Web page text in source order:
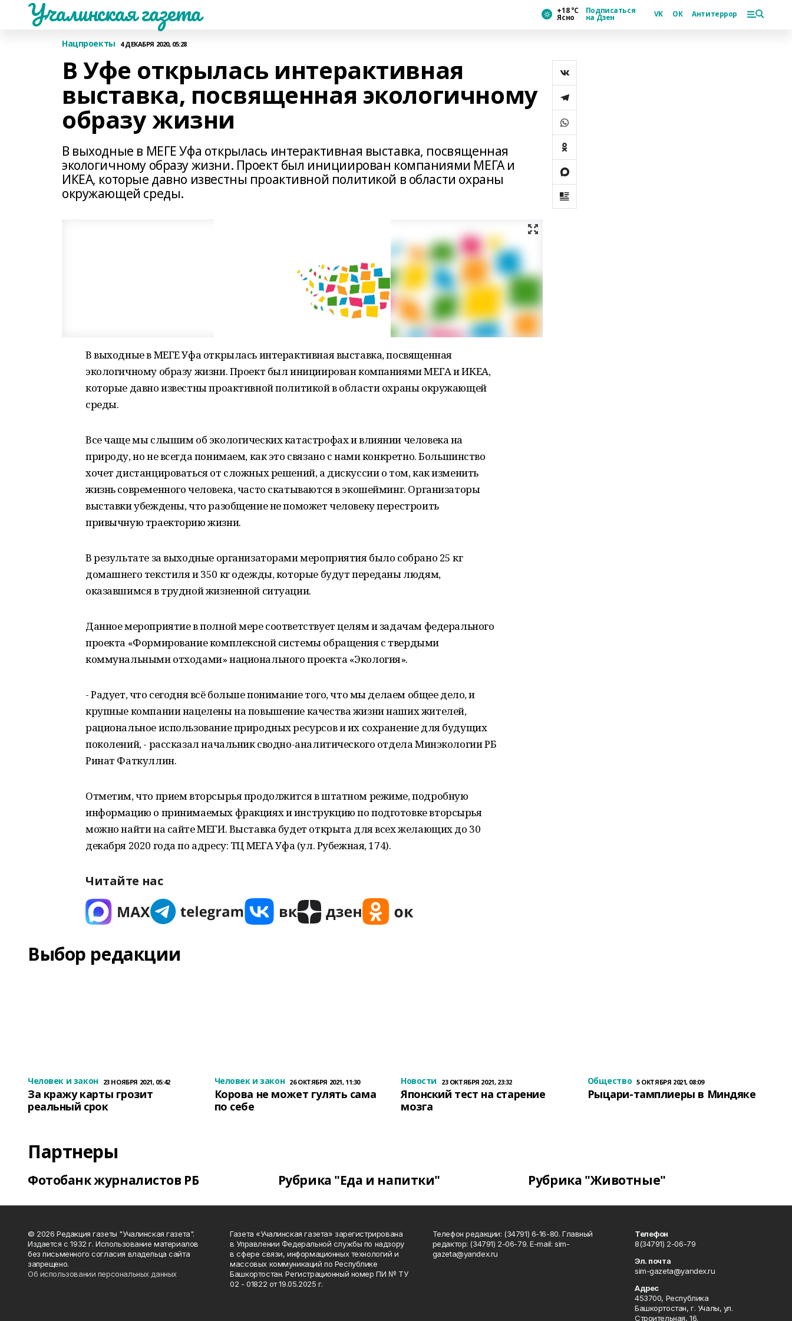
Учалинская газета +18 °С
Ясно
Подписаться
на Дзен VK ОК Антитеррор
Нацпроекты 4 ДЕКАБРЯ 2020, 05:28
В Уфе открылась интерактивная
выставка, посвященная экологичному
образу жизни
В выходные в МЕГЕ Уфа открылась интерактивная выставка, посвященная
экологичному образу жизни. Проект был инициирован компаниями МЕГА и
ИКЕА, которые давно известны проактивной политикой в области охраны
окружающей среды.
В выходные в МЕГЕ Уфа открылась интерактивная выставка, посвященная
экологичному образу жизни. Проект был инициирован компаниями МЕГА и ИКЕА,
которые давно известны проактивной политикой в области охраны окружающей
среды.
Все чаще мы слышим об экологических катастрофах и влиянии человека на
природу, но не всегда понимаем, как это связано с нами конкретно. Большинство
хочет дистанцироваться от сложных решений, а дискуссии о том, как изменить
жизнь современного человека, часто скатываются в экошейминг. Организаторы
выставки убеждены, что разобщение не поможет человеку перестроить
привычную траекторию жизни.
В результате за выходные организаторами мероприятия было собрано 25 кг
домашнего текстиля и 350 кг одежды, которые будут переданы людям,
оказавшимся в трудной жизненной ситуации.
Данное мероприятие в полной мере соответствует целям и задачам федерального
проекта «Формирование комплексной системы обращения с твердыми
коммунальными отходами» национального проекта «Экология».
- Радует, что сегодня всё больше понимание того, что мы делаем общее дело, и
крупные компании нацелены на повышение качества жизни наших жителей,
рациональное использование природных ресурсов и их сохранение для будущих
поколений, - рассказал начальник сводно-аналитического отдела Минэкологии РБ
Ринат Фаткуллин.
Отметим, что прием вторсырья продолжится в штатном режиме, подробную
информацию о принимаемых фракциях и инструкцию по подготовке вторсырья
можно найти на сайте МЕГИ. Выставка будет открыта для всех желающих до 30
декабря 2020 года по адресу: ТЦ МЕГА Уфа (ул. Рубежная, 174).
Читайте нас
Выбор редакции
Человек и закон 23 НОЯБРЯ 2021, 05:42
За кражу карты грозит
реальный срок
Человек и закон 26 ОКТЯБРЯ 2021, 11:30
Корова не может гулять сама
по себе
Новости 23 ОКТЯБРЯ 2021, 23:32
Японский тест на старение
мозга
Общество 5 ОКТЯБРЯ 2021, 08:09
Рыцари-тамплиеры в Миндяке
Партнеры
Фотобанк журналистов РБ Рубрика "Еда и напитки" Рубрика "Животные"
© 2026 Редакция газеты "Учалинская газета".
Издается с 1932 г. Использование материалов
без письменного согласия владельца сайта
запрещено.
Об использовании персональных данных
Газета «Учалинская газета» зарегистрирована
в Управлении Федеральной службы по надзору
в сфере связи, информационных технологий и
массовых коммуникаций по Республике
Башкортостан. Регистрационный номер ПИ № ТУ
02 - 01822 от 19.05.2025 г.
Телефон редакции: (34791) 6-16-80. Главный
редактор: (34791) 2-06-79. Е-mаil: sim-
gazeta@yandex.ru
Телефон
8(34791) 2-06-79
Эл. почта
sim-gazeta@yandex.ru
Адрес
453700, Республика
Башкортостан, г. Учалы, ул.
Строительная, 16.